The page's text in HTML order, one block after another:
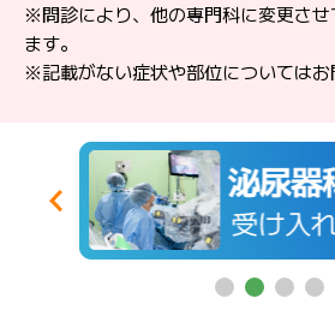
※問診により、他の専門科に変更さ
ます。
※記載がない症状や部位についてはお